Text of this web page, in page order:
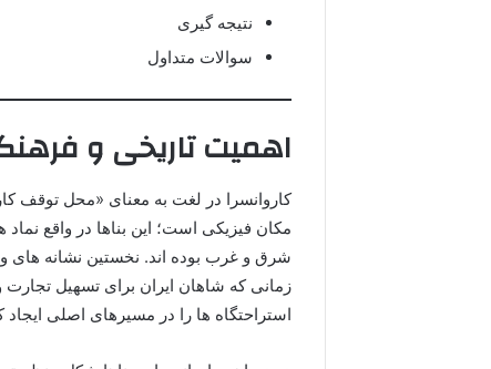
نتیجه گیری
سوالات متداول
اهمیت تاریخی و
کاروانسرا در لغت به معنای «محل توقف
مکان فیزیکی است؛ این بناها در واقع
شرق و غرب بوده اند. نخستین نشانه های
زمانی که شاهان ایران برای تسهیل تجارت
استراحتگاه ها را در مسیرهای اصلی ایجاد